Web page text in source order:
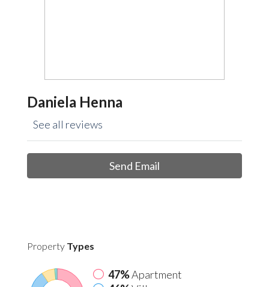
Daniela Henna
See all reviews
Send Email
Property Types
47%Apartment